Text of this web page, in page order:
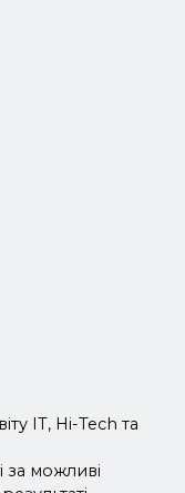
IT, Hi-Tech та
за можливі